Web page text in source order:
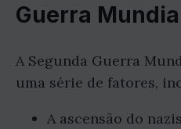
Guerra
A Segunda Guerra
uma série de fatores,
A ascensão do